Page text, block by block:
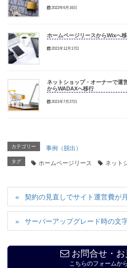
2022年6月16日
ホームページリースからWixへ
2021年12月17日
ネットショップ・オーナーで運
からWADAXへ移行
2021年7月27日
カテゴリー 事例（脱出）
タグ ホームページリース ネット
契約の見直しでサイト運営費が
サーバーアップグレード時の文
お問合せ・お
こちらのフォームか